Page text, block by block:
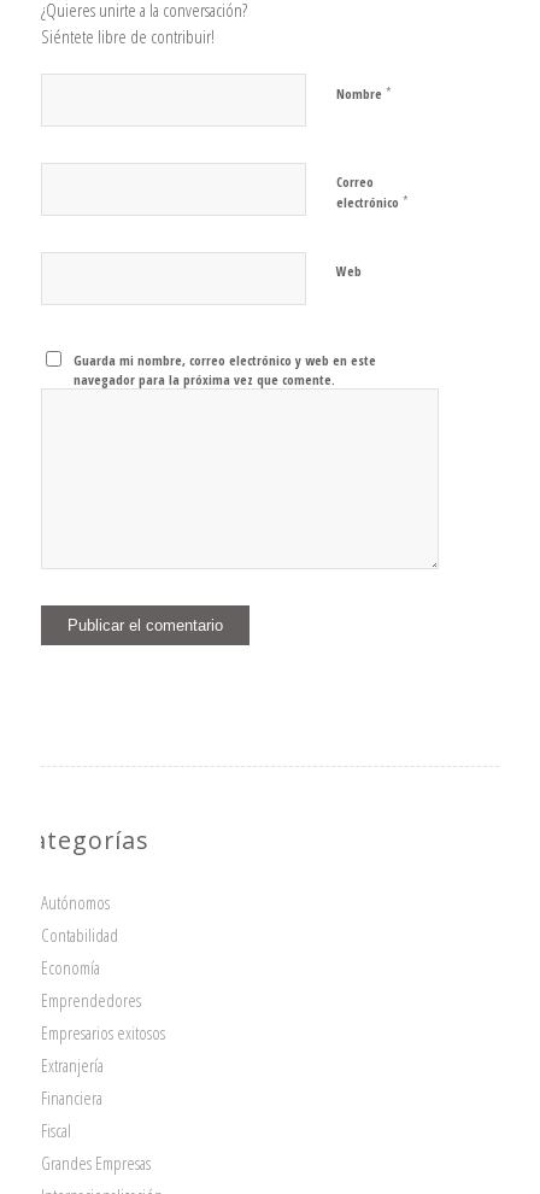
¿Quieres unirte a la conversación?
Siéntete libre de contribuir!
Nombre *
Correo
electrónico *
Web
Guarda mi nombre, correo electrónico y web en este
navegador para la próxima vez que comente.
Categorías
Autónomos
Contabilidad
Economía
Emprendedores
Empresarios exitosos
Extranjería
Financiera
Fiscal
Grandes Empresas